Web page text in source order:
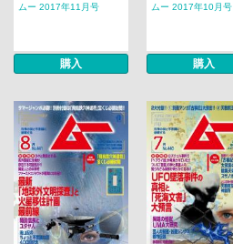
ムー 2017年11月号
購入
ムー 2017年10月号
購入